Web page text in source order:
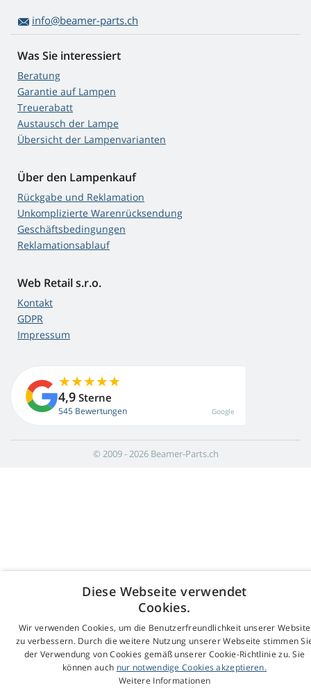
info@beamer-parts.ch
Was Sie interessiert
Beratung
Garantie auf Lampen
Treuerabatt
Austausch der Lampe
Übersicht der Lampenvarianten
Über den Lampenkauf
Rückgabe und Reklamation
Unkomplizierte Warenrücksendung
Geschäftsbedingungen
Reklamationsablauf
Web Retail s.r.o.
Kontakt
GDPR
Impressum
4,9 Sterne
545 Bewertungen Google
© 2009 - 2026 Beamer-Parts.ch
Diese Webseite verwendet
Cookies.
Wir verwenden Cookies, um die Benutzerfreundlichkeit unserer Website
zu verbessern. Durch die weitere Nutzung unserer Webseite stimmen
der Verwendung von Cookies gemäß unserer Cookie-Richtlinie zu. Sie
können auch nur notwendige Cookies akzeptieren.
Weitere Informationen